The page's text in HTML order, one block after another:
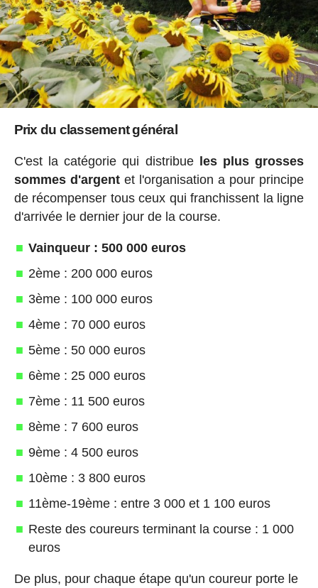
Prix du classement général
C'est la catégorie qui distribue
les plus grosses
sommes d'argentet l'organisation a pour principe
de récompenser tous ceux qui franchissent la ligne
d'arrivée le dernier jour de la course.
Vainqueur : 500 000 euros
2ème : 200 000 euros
3ème : 100 000 euros
4ème : 70 000 euros
5ème : 50 000 euros
6ème : 25 000 euros
7ème : 11 500 euros
8ème : 7 600 euros
9ème : 4 500 euros
10ème : 3 800 euros
11ème-19ème : entre 3 000 et 1 100 euros
Reste des coureurs terminant la course : 1 000
euros
De plus, pour chaque étape qu'un coureur porte le